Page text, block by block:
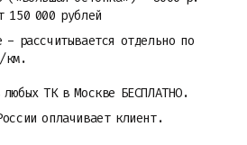
150 000 рублей
рассчитывается отдельно по
км.
ТК в Москве БЕСПЛАТНО.
оплачивает клиент.